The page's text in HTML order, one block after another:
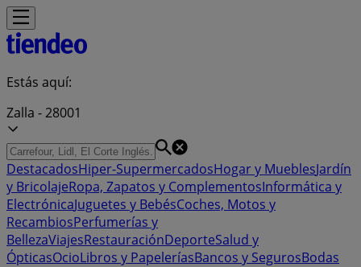
Estás aquí:
Zalla - 28001
DestacadosHiper-SupermercadosHogar y MueblesJardín
y BricolajeRopa, Zapatos y ComplementosInformática y
ElectrónicaJuguetes y BebésCoches, Motos y
RecambiosPerfumerías y
BellezaViajesRestauraciónDeporteSalud y
ÓpticasOcioLibros y PapeleríasBancos y SegurosBodas